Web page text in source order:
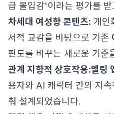
급 몰입감'이라는 평가를 받
차세대 여성향 콘텐츠: 개인
서적 교감을 바탕으로 기존
판도를 바꾸는 새로운 기준
관계 지향적 상호작용:멜팅
용자와 AI 캐릭터 간의 지
춰 설계되었습니다.